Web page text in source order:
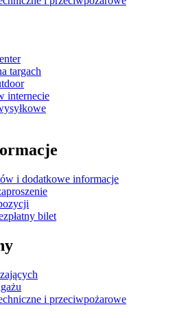
targach
internecie
i dodatkowe informacje
bilet
i przeciwpożarowe